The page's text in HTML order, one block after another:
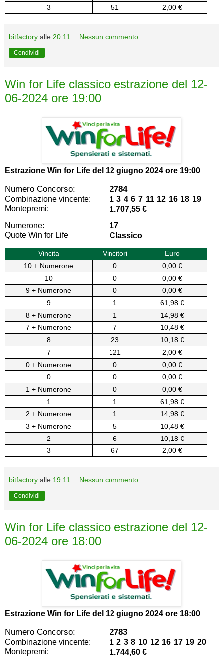
3
51 2,00 €
bitfactory alle 20:11 Nessun commento:
Condividi
Win for Life classico estrazione del 12-
06-2024 ore 19:00
Estrazione Win for Life del 12 giugno 2024 ore 19:00
Numero Concorso: 2784
Combinazione vincente:
1 3 4 6 7 11 12 16 18 19
Montepremi:
1.707,55 €
Numerone:
17
Quote Win for Life
Classico
Vincita Vincitori
Euro
10 + Numerone
0
0,00 €
10
0
0,00 €
9 + Numerone
0
0,00 €
9
1
61,98 €
8 + Numerone
1
14,98 €
7 + Numerone
7
10,48 €
8
23
10,18 €
7
121
2,00 €
0 + Numerone
0
0,00 €
0
0
0,00 €
1 + Numerone
0
0,00 €
1
1
61,98 €
2 + Numerone
1
14,98 €
3 + Numerone
5
10,48 €
2
6
10,18 €
3
67 2,00 €
bitfactory alle 19:11 Nessun commento:
Condividi
Win for Life classico estrazione del 12-
06-2024 ore 18:00
Estrazione Win for Life del 12 giugno 2024 ore 18:00
Numero Concorso: 2783
Combinazione vincente:
1 2 3 8 10 12 16 17 19 20
Montepremi:
1.744,60 €